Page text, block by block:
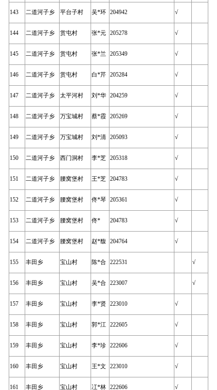
143 二道河子乡 平台子村 吴*环 204942 √
144 二道河子乡 赏屯村 张*元 205278 √
145 二道河子乡 赏屯村 张*兰 205349 √
146 二道河子乡 赏屯村 白*芹 205284 √
147 二道河子乡 太平河村 刘*华 204259 √
148 二道河子乡 万宝城村 蔡*霞 205269 √
149 二道河子乡 万宝城村 刘*清 205093 √
150 二道河子乡 西门洞村 李*芝 205318 √
151 二道河子乡 腰窝堡村 王*芝 204783 √
152 二道河子乡 腰窝堡村 佟*琴 205361 √
153 二道河子乡 腰窝堡村 佟* 204783 √
154 二道河子乡 腰窝堡村 赵*馥 204764 √
155 丰田乡 宝山村 陈*合 222531 √
156 丰田乡 宝山村 吴*合 223007 √
157 丰田乡 宝山村 李*贤 223010 √
158 丰田乡 宝山村 郭*江 222605 √
159 丰田乡 宝山村 李*珍 222606 √
160 丰田乡 宝山村 王*文 223010 √
161 丰田乡 宝山村 冮*林 222606 √